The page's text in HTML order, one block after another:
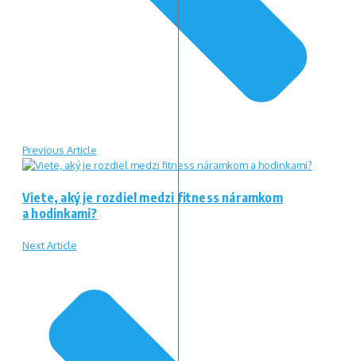
Previous Article
Viete, aký je rozdiel medzi fitness náramkom
a hodinkami?
Next Article